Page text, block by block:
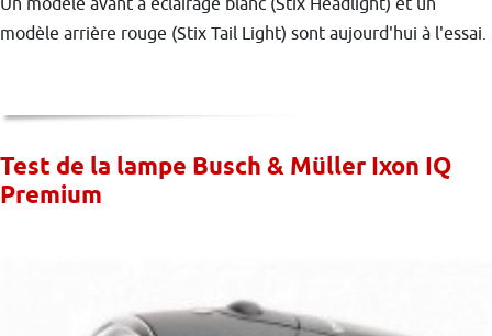
modèle arrière rouge (Stix Tail Light) sont aujourd'hui à l'essai.
Test de la lampe Busch & Müller Ixon IQ
Premium